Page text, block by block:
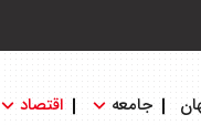
جامعه اقتصاد